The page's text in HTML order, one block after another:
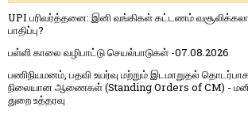
UPI பரிவர்த்தனை: இனி வங்கிகள் கட்டணம்
பாதிப்பு?
பள்ளி காலை வழிபாட்டு செயல்பாடுகள் -07.08.2026
பணிநியமனம், பதவி உயர்வு மற்றும் இடமாறுதல்
நிலையான ஆணைகள் (Standing Orders of CM) -
துறை உத்தரவு